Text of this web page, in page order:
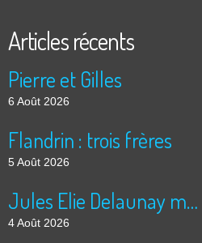
Articles récents
Pierre et Gilles
6 Août 2026
Flandrin : trois frères
5 Août 2026
Jules Elie Delaunay moissonne
4 Août 2026